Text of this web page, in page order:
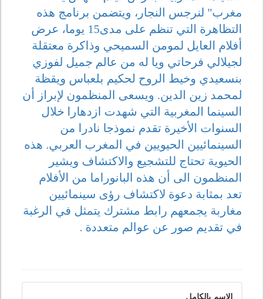
مغرب" لنرجس النجار، ويتضمن برنامج هذه
التظاهرة التي تنظم على مدى15 يوما، عرض
أفلام العايل لمومن السميحي وذاكرة معتقلة
لجيلالي فرحاتي ويا له من عالم جميل لفوزي
بنسعيدي وخيط الروح لحكيم بلعباس ويقظة
لمحمد زين الدين. ويسعى المنظمون لإبراز أن
السينما المغربية التي شهدت ازدهارا خلال
السنوات الأخيرة تقدم نموذجا نادرا من
السينمائيين الحيويين في المغرب العربي. هذه
الحيوية تحتاج للتشجيع والاكتشاف ويشير
المنظمون الى أن هذه البانوراما من الأفلام
تعد بمثابة دعوة لاكتشاف رؤى سينمائيين
مغاربة يجمعهم رابط مشترك يتمثل في الرغبة
في تقديم صور عن عوالم متعددة .
الاسم بالكامل